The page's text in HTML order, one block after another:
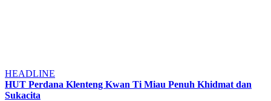
HEADLINE
HUT Perdana Klenteng Kwan Ti Miau Penuh Khidmat dan
Sukacita